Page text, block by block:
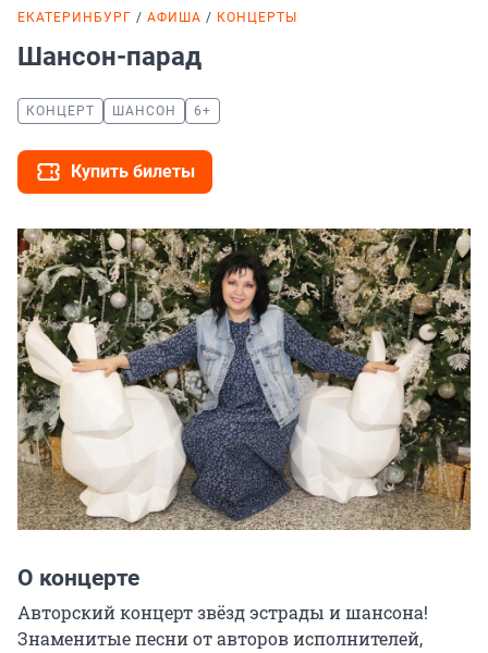
ЕКАТЕРИНБУРГ АФИША КОНЦЕРТЫ
Шансон-парад
КОНЦЕРТ ШАНСОН 6+
Купить билеты
О концерте
Авторский концерт звёзд эстрады и шансона!
Знаменитые песни от авторов исполнителей,